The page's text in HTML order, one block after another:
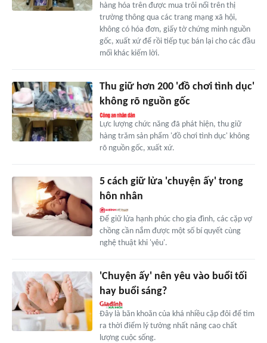
hàng hóa trên được mua trôi nổi trên thị
trường thông qua các trang mạng xã hội,
không có hóa đơn, giấy tờ chứng minh nguồn
gốc, xuất xứ để rồi tiếp tục bán lại cho các đầu
mối khác kiếm lời.
Thu giữ hơn 200 'đồ chơi tình dục'
không rõ nguồn gốc
Lực lượng chức năng đã phát hiện, thu giữ
hàng trăm sản phẩm 'đồ chơi tình dục' không
rõ nguồn gốc, xuất xứ.
5 cách giữ lửa 'chuyện ấy' trong
hôn nhân
Để giữ lửa hạnh phúc cho gia đình, các cặp vợ
chồng cần nắm được một số bí quyết cùng
nghệ thuật khi 'yêu'.
'Chuyện ấy' nên yêu vào buổi tối
hay buổi sáng?
Đây là băn khoăn của khá nhiều cặp đôi để tìm
ra thời điểm lý tưởng nhất nâng cao chất
lượng cuộc sống.